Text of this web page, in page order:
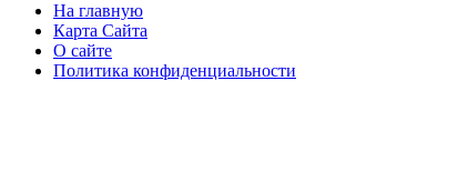
На главную
Карта Сайта
О сайте
Политика конфиденциальности